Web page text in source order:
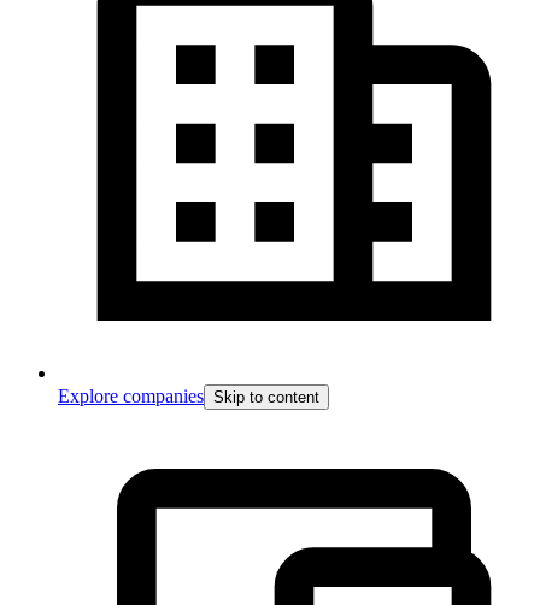
Explore companies Skip to content